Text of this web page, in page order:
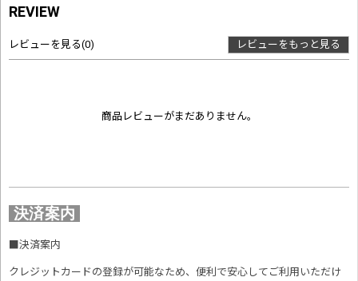
REVIEW
レビューを見る(0) レビューをもっと見る
商品レビューがまだありません。
決済案内
決済案内
クレジットカードの登録が可能なため、便利で安心してご利用いただけ